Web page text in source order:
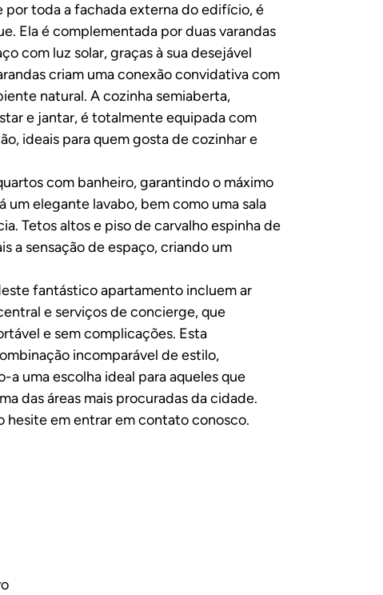
por toda a fachada externa do edifício, é
Ela é complementada por duas varandas
com luz solar, graças à sua desejável
criam uma conexão convidativa com
natural. A cozinha semiaberta,
e jantar, é totalmente equipada com
ideais para quem gosta de cozinhar e
com banheiro, garantindo o máximo
elegante lavabo, bem como uma sala
Tetos altos e piso de carvalho espinha de
a sensação de espaço, criando um
fantástico apartamento incluem ar
e serviços de concierge, que
e sem complicações. Esta
incomparável de estilo,
uma escolha ideal para aqueles que
das áreas mais procuradas da cidade.
hesite em entrar em contato conosco.